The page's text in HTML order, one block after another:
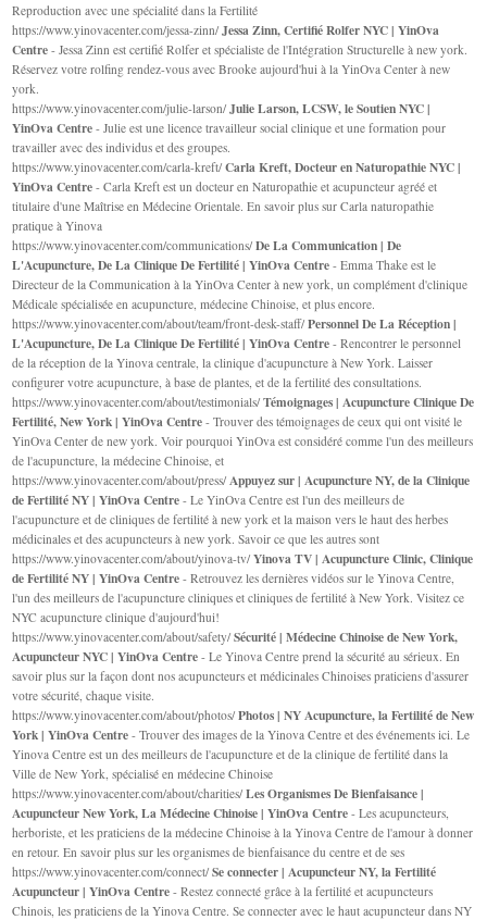
Reproduction avec une spécialité dans la Fertilité
https://www.yinovacenter.com/jessa-zinn/Jessa Zinn, Certifié Rolfer NYC | YinOva
Centre - Jessa Zinn est certifié Rolfer et spécialiste de l'Intégration Structurelle à new york.
Réservez votre rolfing rendez-vous avec Brooke aujourd'hui à la YinOva Center à new
york.
https://www.yinovacenter.com/julie-larson/Julie Larson, LCSW, le Soutien NYC |
YinOva Centre - Julie est une licence travailleur social clinique et une formation pour
travailler avec des individus et des groupes.
https://www.yinovacenter.com/carla-kreft/Carla Kreft, Docteur en Naturopathie NYC |
YinOva Centre - Carla Kreft est un docteur en Naturopathie et acupuncteur agréé et
titulaire d'une Maîtrise en Médecine Orientale. En savoir plus sur Carla naturopathie
pratique à Yinova
https://www.yinovacenter.com/communications/De La Communication | De
L'Acupuncture, De La Clinique De Fertilité | YinOva Centre - Emma Thake est le
Directeur de la Communication à la YinOva Center à new york, un complément d'clinique
Médicale spécialisée en acupuncture, médecine Chinoise, et plus encore.
https://www.yinovacenter.com/about/team/front-desk-staff/Personnel De La Réception |
L'Acupuncture, De La Clinique De Fertilité | YinOva Centre - Rencontrer le personnel
de la réception de la Yinova centrale, la clinique d'acupuncture à New York. Laisser
configurer votre acupuncture, à base de plantes, et de la fertilité des consultations.
https://www.yinovacenter.com/about/testimonials/Témoignages | Acupuncture Clinique De
Fertilité, New York | YinOva Centre - Trouver des témoignages de ceux qui ont visité le
YinOva Center de new york. Voir pourquoi YinOva est considéré comme l'un des meilleurs
de l'acupuncture, la médecine Chinoise, et
https://www.yinovacenter.com/about/press/ Appuyez sur | Acupuncture NY, de la Clinique
de Fertilité NY | YinOva Centre - Le YinOva Centre est l'un des meilleurs de
l'acupuncture et de cliniques de fertilité à new york et la maison vers le haut des herbes
médicinales et des acupuncteurs à new york. Savoir ce que les autres sont
https://www.yinovacenter.com/about/yinova-tv/Yinova TV | Acupuncture Clinic, Clinique
de Fertilité NY | YinOva Centre - Retrouvez les dernières vidéos sur le Yinova Centre,
l'un des meilleurs de l'acupuncture cliniques et cliniques de fertilité à New York. Visitez ce
NYC acupuncture clinique d'aujourd'hui!
https://www.yinovacenter.com/about/safety/Sécurité | Médecine Chinoise de New York,
Acupuncteur NYC | YinOva Centre - Le Yinova Centre prend la sécurité au sérieux. En
savoir plus sur la façon dont nos acupuncteurs et médicinales Chinoises praticiens d'assurer
votre sécurité, chaque visite.
https://www.yinovacenter.com/about/photos/Photos | NY Acupuncture, la Fertilité de New
York | YinOva Centre - Trouver des images de la Yinova Centre et des événements ici. Le
Yinova Centre est un des meilleurs de l'acupuncture et de la clinique de fertilité dans la
Ville de New York, spécialisé en médecine Chinoise
https://www.yinovacenter.com/about/charities/Les Organismes De Bienfaisance |
Acupuncteur New York, La Médecine Chinoise | YinOva Centre - Les acupuncteurs,
herboriste, et les praticiens de la médecine Chinoise à la Yinova Centre de l'amour à donner
en retour. En savoir plus sur les organismes de bienfaisance du centre et de ses
https://www.yinovacenter.com/connect/Se connecter | Acupuncteur NY, la Fertilité
Acupuncteur | YinOva Centre - Restez connecté grâce à la fertilité et acupuncteurs
Chinois, les praticiens de la Yinova Centre. Se connecter avec le haut acupuncteur dans NY